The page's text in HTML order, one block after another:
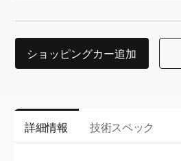
ショッピングカー追加
詳細情報 技術スペック